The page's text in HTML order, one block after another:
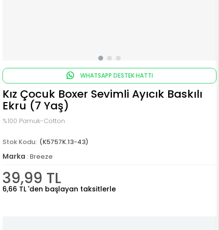
WHATSAPP DESTEK HATTI
Kız Çocuk Boxer Sevimli Ayıcık Baskılı
Ekru (7 Yaş)
%100 Pamuk-Cotton
(K5757K.13-43)
Marka : Breeze
39,99 TL
6,66 TL 'den başlayan taksitlerle